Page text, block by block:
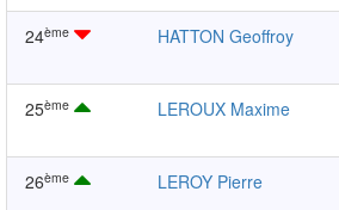
24ème HATTON Geoffroy
25ème LEROUX Maxime
26ème LEROY Pierre